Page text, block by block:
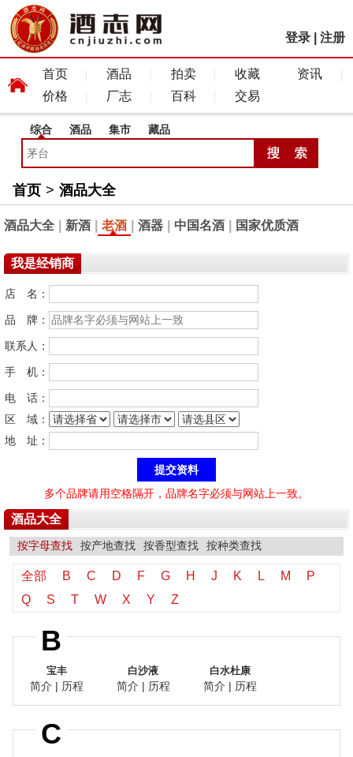
登录 注册
首页 酒品 拍卖 收藏
资讯
价格
厂志 百科 交易
综合 酒品 集市 藏品
首页 > 酒品大全
酒品大全 新酒 老酒 酒器 中国名酒 国家优质酒
我是经销商
店 名：
品 牌：
联系人：
手 机：
电 话：
区 域：
地 址：
多个品牌请用空格隔开，品牌名字必须与网站上一致。
酒品大全
按字母查找 按产地查找 按香型查找 按种类查找
全部 B C D F G H J K L M
P
Q
S T W X Y Z
B
宝丰
简介 | 历程
白沙液
简介 | 历程
白水杜康
简介 | 历程
C